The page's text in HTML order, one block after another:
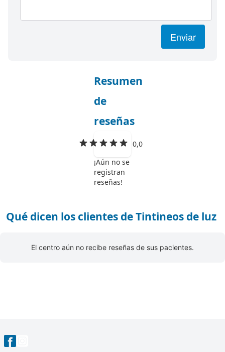
Enviar
Resumen
de
reseñas
0,0
¡Aún no se
registran
reseñas!
Qué dicen los clientes de Tintineos de luz
El centro aún no recibe reseñas de sus pacientes.